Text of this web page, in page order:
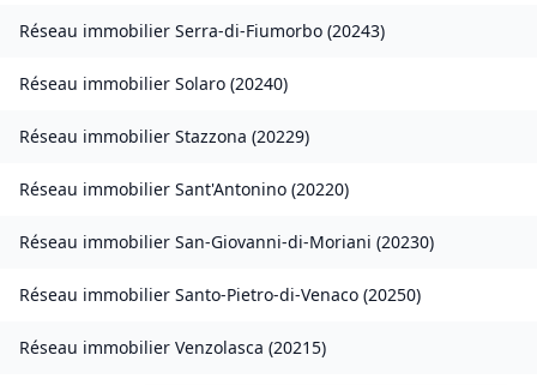
Réseau immobilier Serra-di-Fiumorbo (20243)
Réseau immobilier Solaro (20240)
Réseau immobilier Stazzona (20229)
Réseau immobilier Sant'Antonino (20220)
Réseau immobilier San-Giovanni-di-Moriani (20230)
Réseau immobilier Santo-Pietro-di-Venaco (20250)
Réseau immobilier Venzolasca (20215)